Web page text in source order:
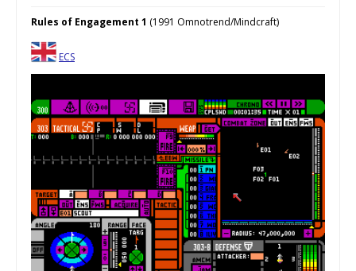
Rules of Engagement 1 (1991 Omnotrend/Mindcraft)
ECS